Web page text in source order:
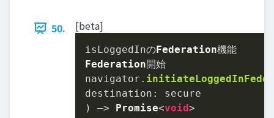
50. [beta]
isLoggedInのFederation
Federation開始
navigator.
destination : secure
) –>
Promise<void>